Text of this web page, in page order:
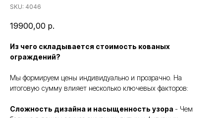
SKU: 4046
19900,00 р.
Из чего складывается стоимость кованых
ограждений?
Мы формируем цены индивидуально и прозрачно. На
итоговую сумму влияет несколько ключевых факторов:
Сложность дизайна и насыщенность узора - Чем